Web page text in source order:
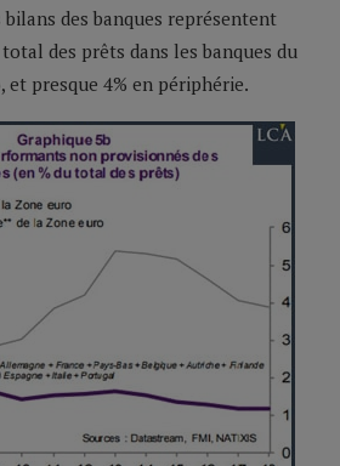
des banques représentent
des prêts dans les banques du
presque 4% en périphérie.